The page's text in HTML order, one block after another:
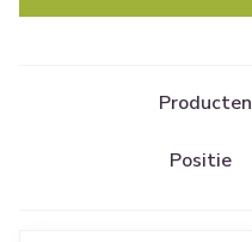
Producten
Sorteer op: